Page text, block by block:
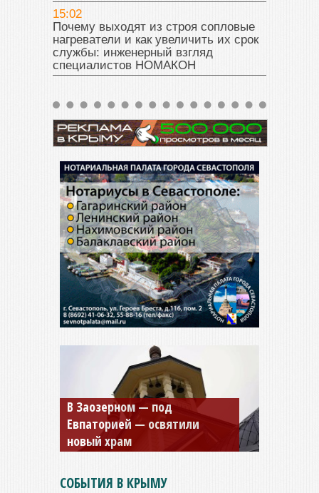
15:02
Почему выходят из строя сопловые
нагреватели и как увеличить их срок
службы: инженерный взгляд
специалистов НОМАКОН
Мужской монастырь Косьмы
и Дамиана в Крыму вновь
открыт для посещения
СОБЫТИЯ В КРЫМУ